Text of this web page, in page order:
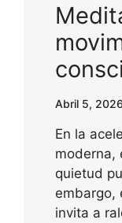
Abril 5, 2026
En la
moderna,
quietud
embargo,
invita a